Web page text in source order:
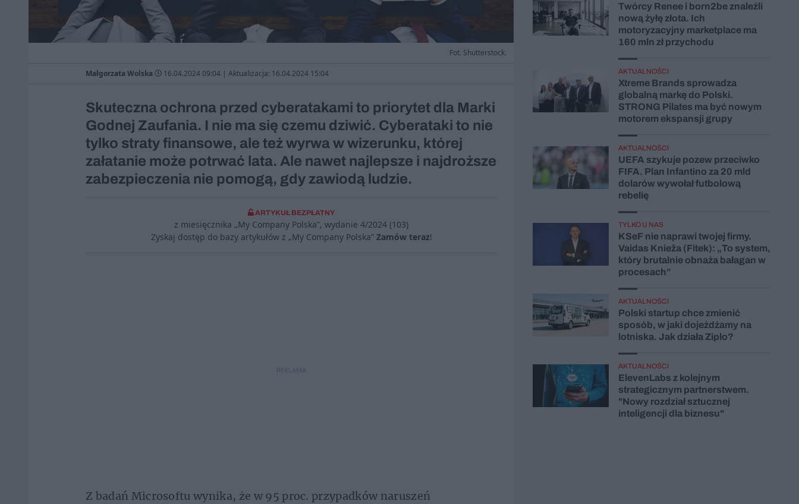
Fot. Shutterstock.
Małgorzata Wolska 16.04.2024 09:04 | Aktualizacja: 16.04.2024 15:04
Skuteczna ochrona przed cyberatakami to priorytet dla Marki
Godnej Zaufania. I nie ma się czemu dziwić. Cyberataki to nie
tylko straty finansowe, ale też wyrwa w wizerunku, której
załatanie może potrwać lata. Ale nawet najlepsze i najdroższe
zabezpieczenia nie pomogą, gdy zawiodą ludzie.
ARTYKUŁ BEZPŁATNY
z miesięcznika „My Company Polska”, wydanie 4/2024 (103)
Zyskaj dostęp do bazy artykułów z „My Company Polska” Zamów teraz!
REKLAMA
Z badań Microsoftu wynika, że w 95 proc. przypadków naruszeń
Twórcy Renee i born2be znaleźli
nową żyłę złota. Ich
motoryzacyjny marketplace ma
160 mln zł przychodu
AKTUALNOŚCI
Xtreme Brands sprowadza
globalną markę do Polski.
STRONG Pilates ma być nowym
motorem ekspansji grupy
AKTUALNOŚCI
UEFA szykuje pozew przeciwko
FIFA. Plan Infantino za 20 mld
dolarów wywołał futbolową
rebelię
TYLKO U NAS
KSeF nie naprawi twojej firmy.
Vaidas Knieža (Fitek): „To system,
który brutalnie obnaża bałagan w
procesach”
AKTUALNOŚCI
Polski startup chce zmienić
sposób, w jaki dojeżdżamy na
lotniska. Jak działa Ziplo?
AKTUALNOŚCI
ElevenLabs z kolejnym
strategicznym partnerstwem.
"Nowy rozdział sztucznej
inteligencji dla biznesu"